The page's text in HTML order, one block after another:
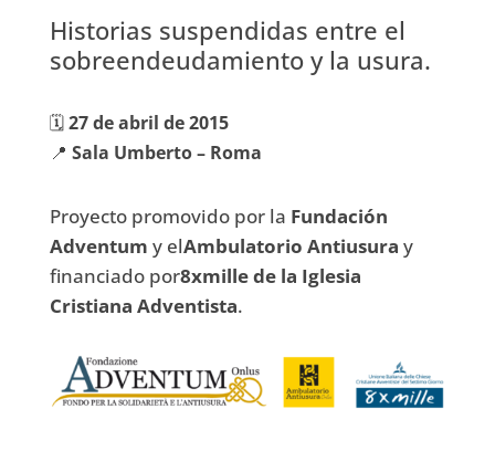
Historias suspendidas entre el
sobreendeudamiento y la usura.
🗓️27 de abril de 2015
📍 Sala Umberto – Roma
Proyecto promovido por la Fundación
Adventum y elAmbulatorio Antiusura y
financiado por8xmille de la Iglesia
Cristiana Adventista.